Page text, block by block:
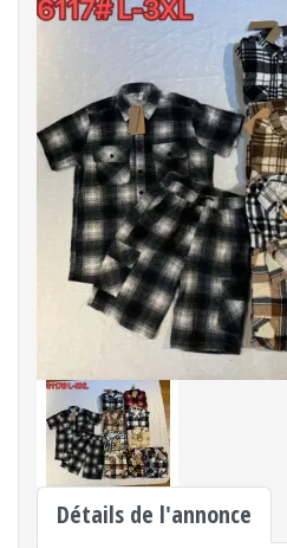
Détails de l'annonce